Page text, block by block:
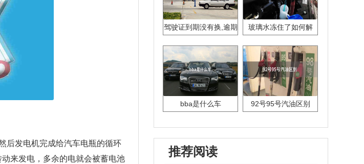
后发电机完成给汽车电瓶的循环
来发电，多余的电就会被蓄电池
驾驶证到期没有换,逾期
玻璃水冻住了如何解
bba是什么车 92号95号汽油区别
推荐阅读